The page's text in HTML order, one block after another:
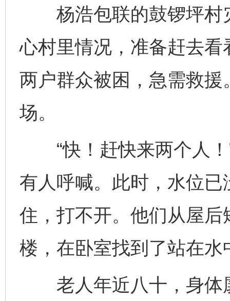
杨浩包联的鼓锣坪村
心村里情况，准备赶去
两户群众被困，急需救
场。
“快！赶快来两个人！
有人呼喊。此时，水位
住，打不开。他们从屋
楼，在卧室找到了站在
老人年近八十，身体